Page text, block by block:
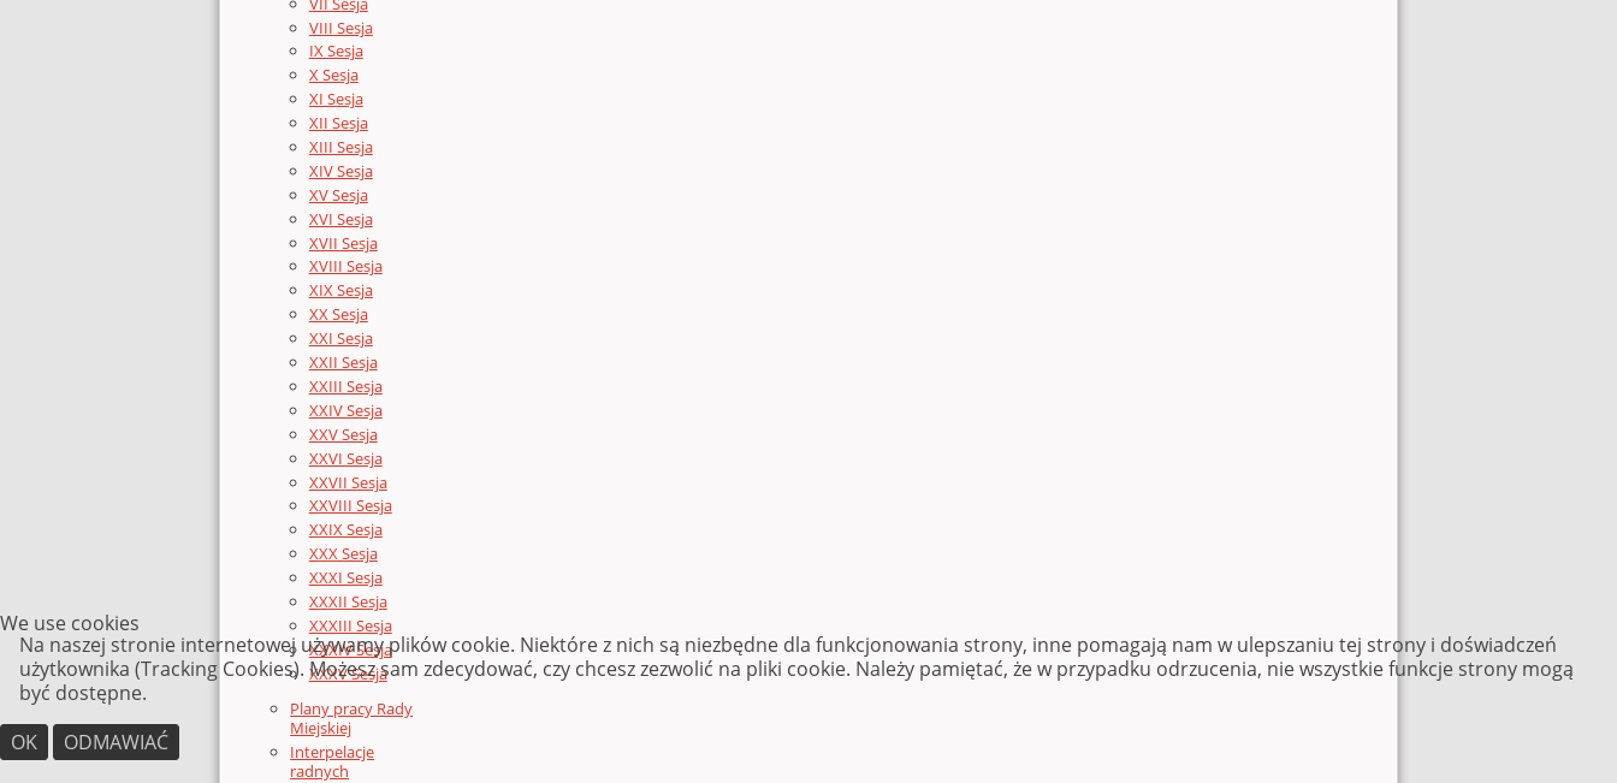
VIII Sesja
IX Sesja
X Sesja
XI Sesja
XII Sesja
XIII Sesja
XIV Sesja
XV Sesja
XVI Sesja
XVII Sesja
XVIII Sesja
XIX Sesja
XX Sesja
XXI Sesja
XXII Sesja
XXIII Sesja
XXIV Sesja
XXV Sesja
XXVI Sesja
XXVII Sesja
XXVIII Sesja
XXIX Sesja
XXX Sesja
XXXI Sesja
XXXII Sesja
XXXIII Sesja
XXXIV Sesja
XXXV Sesja
Plany pracy Rady
Miejskiej
Interpelacje
radnych
We use cookies
Na naszej stronie internetowej używamy plików cookie. Niektóre z nich są niezbędne dla funkcjonowania strony, inne pomagają nam w ulepszaniu tej strony i doświadczeń
użytkownika (Tracking Cookies). Możesz sam zdecydować, czy chcesz zezwolić na pliki cookie. Należy pamiętać, że w przypadku odrzucenia, nie wszystkie funkcje strony mogą
być dostępne.
OK
ODMAWIAĆ